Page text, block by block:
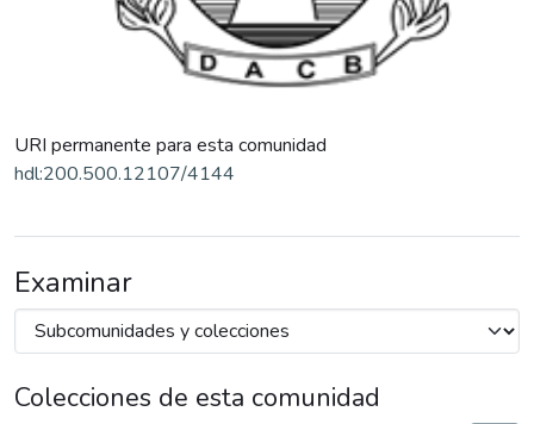
URI permanente para esta comunidad
hdl:200.500.12107/4144
Examinar
Colecciones de esta comunidad